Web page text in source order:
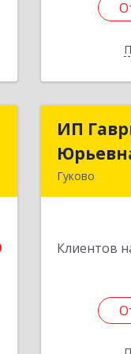
ИП
Гуково
Клиентов
ИП